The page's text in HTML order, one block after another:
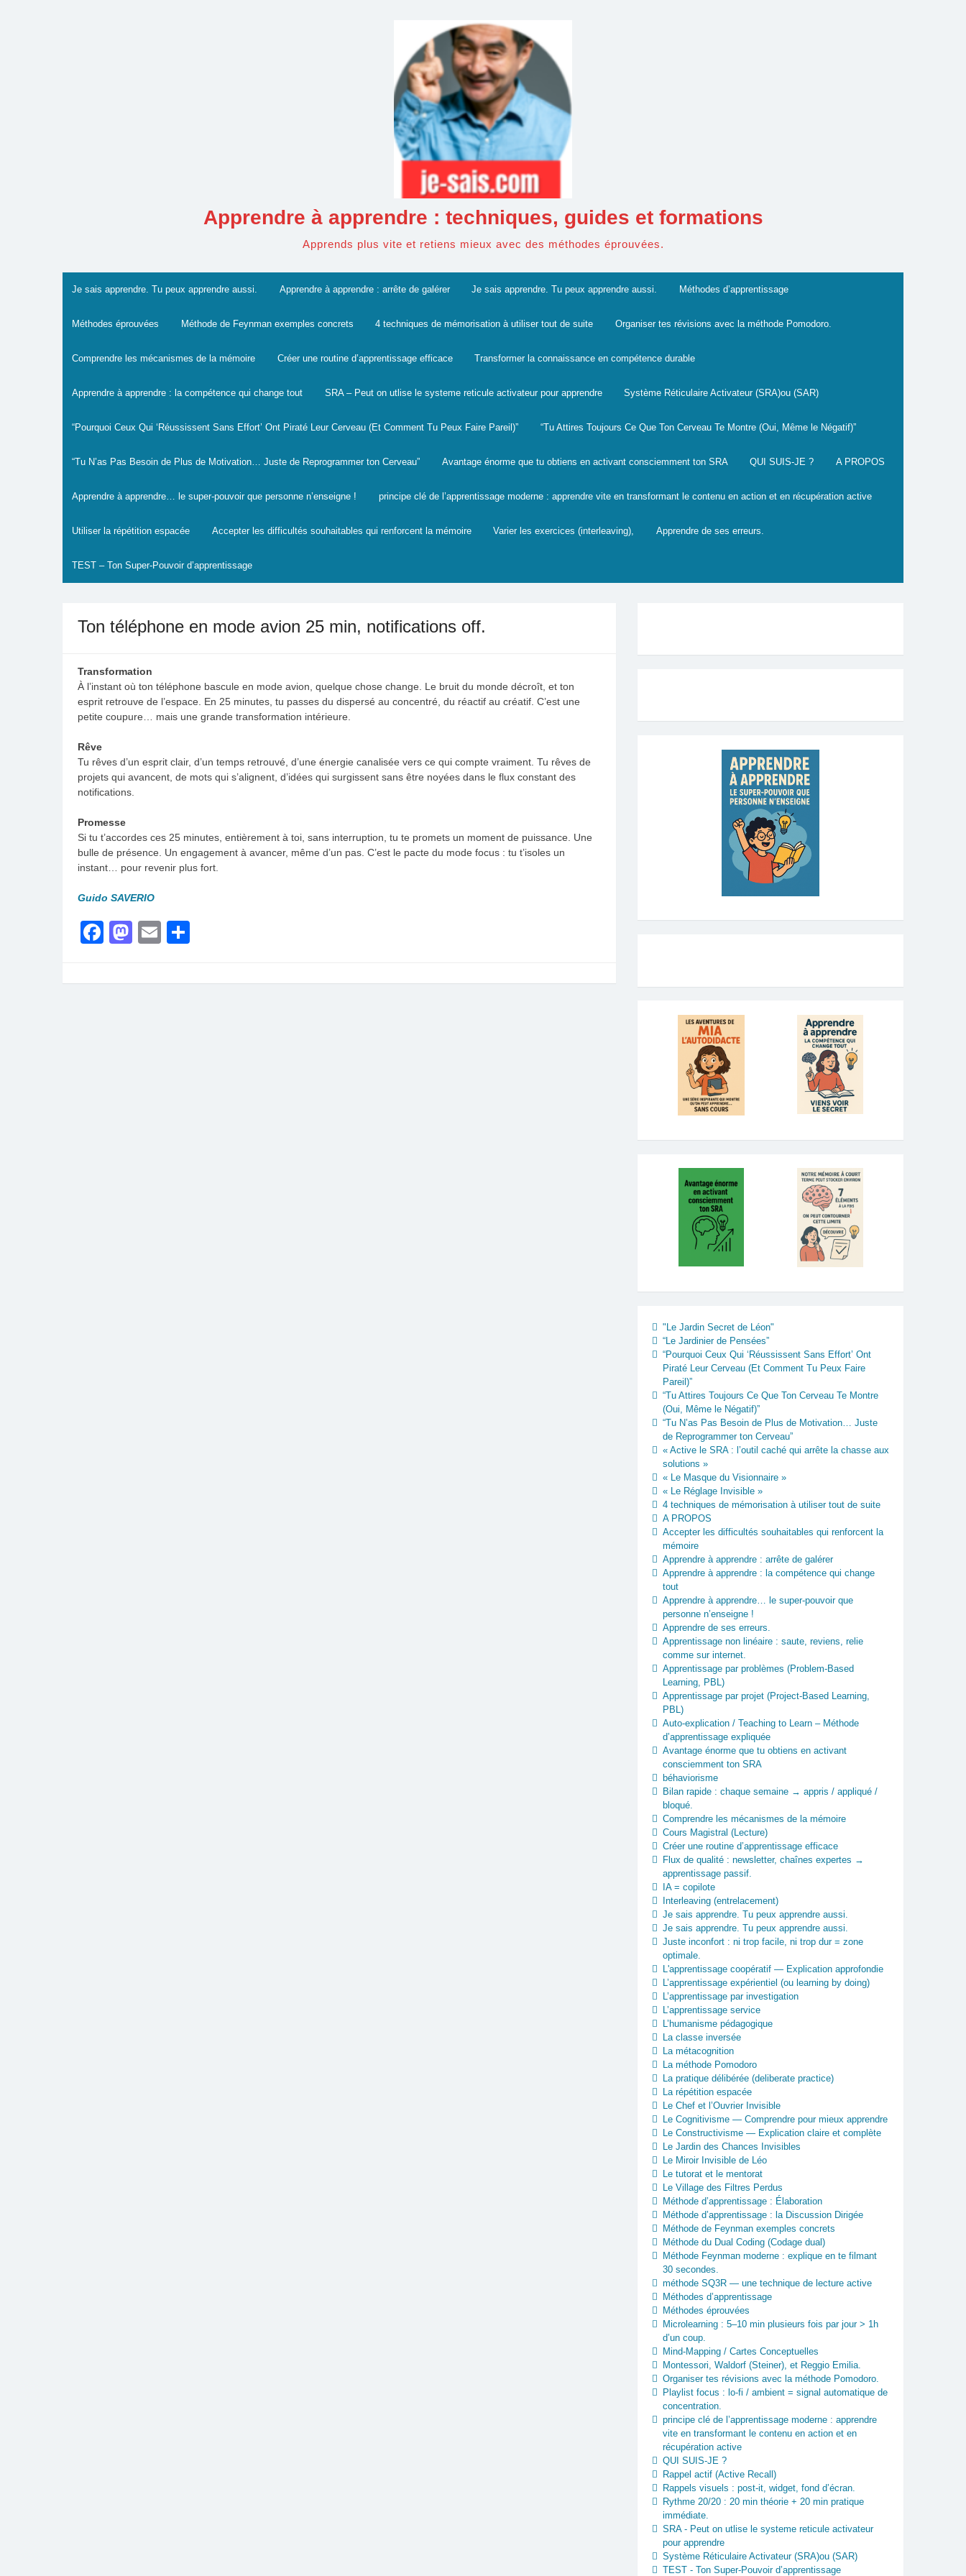
Apprendre à apprendre : techniques, guides et formations
Apprends plus vite et retiens mieux avec des méthodes éprouvées.
Je sais apprendre. Tu peux apprendre aussi. Apprendre à apprendre : arrête de galérer Je sais apprendre. Tu peux apprendre aussi. Méthodes d’apprentissage
Méthodes éprouvées Méthode de Feynman exemples concrets 4 techniques de mémorisation à utiliser tout de suite Organiser tes révisions avec la méthode Pomodoro.
Comprendre les mécanismes de la mémoire Créer une routine d’apprentissage efficace Transformer la connaissance en compétence durable
Apprendre à apprendre : la compétence qui change tout SRA – Peut on utlise le systeme reticule activateur pour apprendre Système Réticulaire Activateur (SRA)ou (SAR)
“Pourquoi Ceux Qui ‘Réussissent Sans Effort’ Ont Piraté Leur Cerveau (Et Comment Tu Peux Faire Pareil)” “Tu Attires Toujours Ce Que Ton Cerveau Te Montre (Oui, Même le Négatif)”
“Tu N’as Pas Besoin de Plus de Motivation… Juste de Reprogrammer ton Cerveau” Avantage énorme que tu obtiens en activant consciemment ton SRA QUI SUIS-JE ? A PROPOS
Apprendre à apprendre… le super-pouvoir que personne n’enseigne ! principe clé de l’apprentissage moderne : apprendre vite en transformant le contenu en action et en récupération active
Utiliser la répétition espacée Accepter les difficultés souhaitables qui renforcent la mémoire Varier les exercices (interleaving), Apprendre de ses erreurs.
TEST – Ton Super-Pouvoir d’apprentissage
Ton téléphone en mode avion 25 min, notifications off.
Transformation
À l’instant où ton téléphone bascule en mode avion, quelque chose change. Le bruit du monde décroît, et ton
esprit retrouve de l’espace. En 25 minutes, tu passes du dispersé au concentré, du réactif au créatif. C’est une
petite coupure… mais une grande transformation intérieure.
Rêve
Tu rêves d’un esprit clair, d’un temps retrouvé, d’une énergie canalisée vers ce qui compte vraiment. Tu rêves de
projets qui avancent, de mots qui s’alignent, d’idées qui surgissent sans être noyées dans le flux constant des
notifications.
Promesse
Si tu t’accordes ces 25 minutes, entièrement à toi, sans interruption, tu te promets un moment de puissance. Une
bulle de présence. Un engagement à avancer, même d’un pas. C’est le pacte du mode focus : tu t’isoles un
instant… pour revenir plus fort.
Guido SAVERIO
Facebook
Mastodon
Email
"Le Jardin Secret de Léon"
“Le Jardinier de Pensées”
“Pourquoi Ceux Qui ‘Réussissent Sans Effort’ Ont
Piraté Leur Cerveau (Et Comment Tu Peux Faire
Pareil)”
“Tu Attires Toujours Ce Que Ton Cerveau Te Montre
(Oui, Même le Négatif)”
“Tu N’as Pas Besoin de Plus de Motivation… Juste
de Reprogrammer ton Cerveau”
« Active le SRA : l’outil caché qui arrête la chasse aux
solutions »
« Le Masque du Visionnaire »
« Le Réglage Invisible »
4 techniques de mémorisation à utiliser tout de suite
A PROPOS
Accepter les difficultés souhaitables qui renforcent la
mémoire
Apprendre à apprendre : arrête de galérer
Apprendre à apprendre : la compétence qui change
tout
Apprendre à apprendre… le super-pouvoir que
personne n’enseigne !
Apprendre de ses erreurs.
Apprentissage non linéaire : saute, reviens, relie
comme sur internet.
Apprentissage par problèmes (Problem-Based
Learning, PBL)
Apprentissage par projet (Project-Based Learning,
PBL)
Auto-explication / Teaching to Learn – Méthode
d’apprentissage expliquée
Avantage énorme que tu obtiens en activant
consciemment ton SRA
béhaviorisme
Bilan rapide : chaque semaine → appris / appliqué /
bloqué.
Comprendre les mécanismes de la mémoire
Cours Magistral (Lecture)
Créer une routine d’apprentissage efficace
Flux de qualité : newsletter, chaînes expertes →
apprentissage passif.
IA = copilote
Interleaving (entrelacement)
Je sais apprendre. Tu peux apprendre aussi.
Je sais apprendre. Tu peux apprendre aussi.
Juste inconfort : ni trop facile, ni trop dur = zone
optimale.
L'apprentissage coopératif — Explication approfondie
L’apprentissage expérientiel (ou learning by doing)
L’apprentissage par investigation
L’apprentissage service
L’humanisme pédagogique
La classe inversée
La métacognition
La méthode Pomodoro
La pratique délibérée (deliberate practice)
La répétition espacée
Le Chef et l’Ouvrier Invisible
Le Cognitivisme — Comprendre pour mieux apprendre
Le Constructivisme — Explication claire et complète
Le Jardin des Chances Invisibles
Le Miroir Invisible de Léo
Le tutorat et le mentorat
Le Village des Filtres Perdus
Méthode d’apprentissage : Élaboration
Méthode d’apprentissage : la Discussion Dirigée
Méthode de Feynman exemples concrets
Méthode du Dual Coding (Codage dual)
Méthode Feynman moderne : explique en te filmant
30 secondes.
méthode SQ3R — une technique de lecture active
Méthodes d’apprentissage
Méthodes éprouvées
Microlearning : 5–10 min plusieurs fois par jour > 1h
d’un coup.
Mind-Mapping / Cartes Conceptuelles
Montessori, Waldorf (Steiner), et Reggio Emilia.
Organiser tes révisions avec la méthode Pomodoro.
Playlist focus : lo-fi / ambient = signal automatique de
concentration.
principe clé de l’apprentissage moderne : apprendre
vite en transformant le contenu en action et en
récupération active
QUI SUIS-JE ?
Rappel actif (Active Recall)
Rappels visuels : post-it, widget, fond d’écran.
Rythme 20/20 : 20 min théorie + 20 min pratique
immédiate.
SRA - Peut on utlise le systeme reticule activateur
pour apprendre
Système Réticulaire Activateur (SRA)ou (SAR)
TEST - Ton Super-Pouvoir d’apprentissage